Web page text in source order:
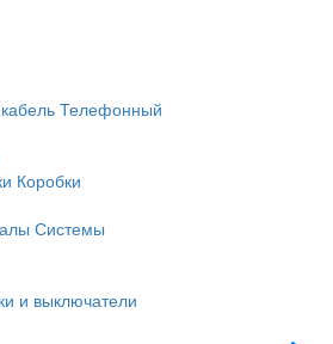
Телефонный
Коробки
Системы
и выключатели